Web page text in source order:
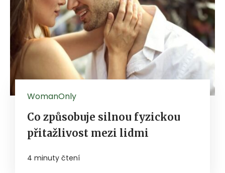
WomanOnly
Co způsobuje silnou fyzickou
přitažlivost mezi lidmi
4 minuty čtení